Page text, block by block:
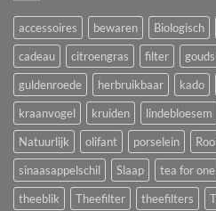
accessoires bewaren Biologisch
cadeau
citroengras filter
guldenroede
herbruikbaar kado
kraanvogel
kruiden lindebloesem
Natuurlijk
olifant porselein
sinaasappelschil
Slaap tea for one
theeblik
Theefilter theefilters